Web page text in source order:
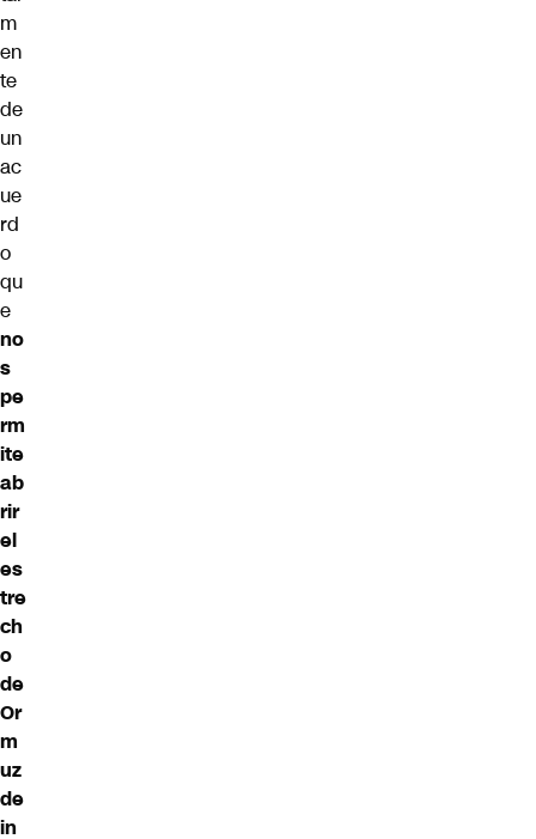
m
en
te
de
un
ac
ue
rd
o
qu
e
no
s
pe
rm
ite
ab
rir
el
es
tre
ch
o
de
Or
m
uz
de
in